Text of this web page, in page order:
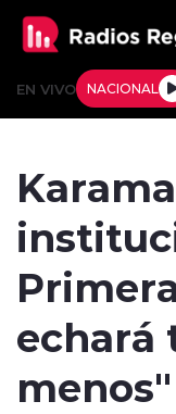
EN VIVO NACIONAL
Tendencias
Deportes
echará
menos"